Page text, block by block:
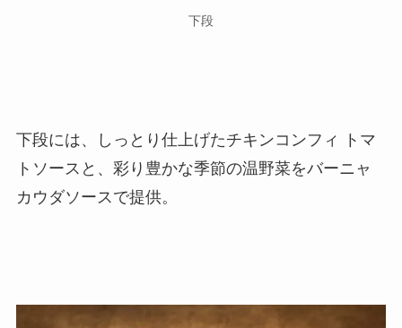
下段
下段には、しっとり仕上げたチキンコンフィ トマ
トソースと、彩り豊かな季節の温野菜をバーニャ
カウダソースで提供。